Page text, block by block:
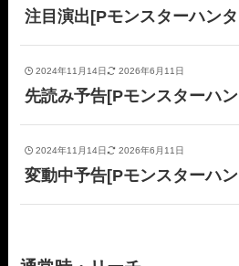
注目演出[Pモンスターハン
2024年11月14日 2026年6月11日
先読み予告[Pモンスターハ
2024年11月14日 2026年6月11日
変動中予告[Pモンスターハ